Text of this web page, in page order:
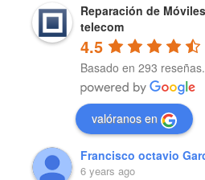
Reparación de
telecom
4.5
Basado en 293 reseñas.
valóranos en
Francisco octavio
6 years ago